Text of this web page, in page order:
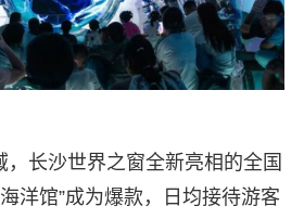
，长沙世界之窗全新亮相的全国
洋馆”成为爆款，日均接待游客